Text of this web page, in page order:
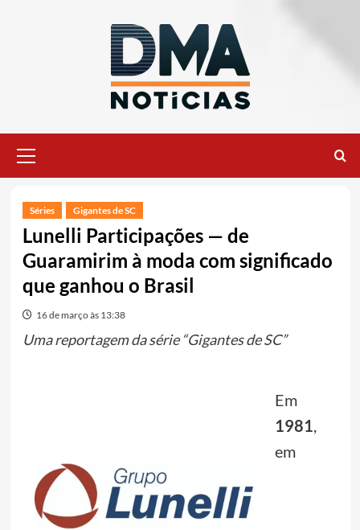
principal
Séries Gigantes de SC
Lunelli Participações — de
Guaramirim à moda com significado
que ganhou o Brasil
16 de março às 13:38
Uma reportagem da série “Gigantes de SC”
Em
1981,
em